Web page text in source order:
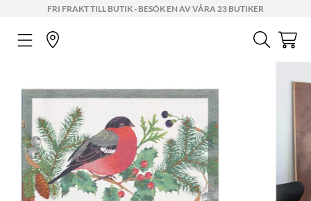
FRI FRAKT TILL BUTIK - BESÖK EN AV VÅRA 23 BUTIKER